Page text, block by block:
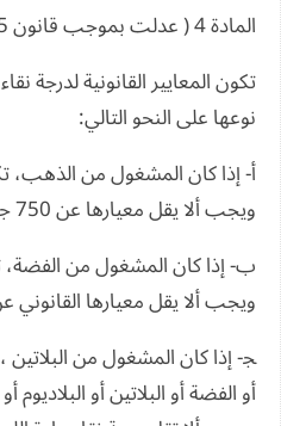
المادة 4 ( عدلت بموجب قانون 5 سنة 1995 المادة 5 )
تكون المعايير القانونية
نوعها على النحو التالي:
أ- إذا كان المشغول من الذهب،
ويجب ألا يقل معيارها عن 750 جزءا من كل 1000 جزء.
ب- إذا كان المشغول من الفضة،
ويجب ألا يقل معيارها
ﺠ- إذا كان المشغول من
أو الفضة أو البلاتين أو